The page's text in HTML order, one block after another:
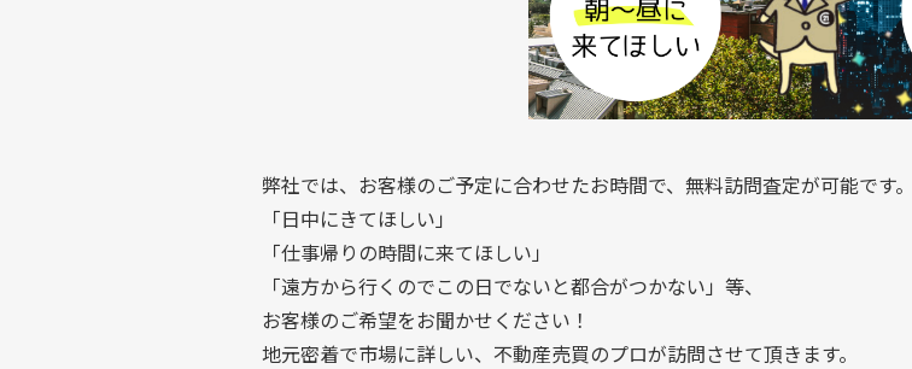
弊社では、お客様のご予定に合わせたお時間で、無料訪問査定が可能です。
「日中にきてほしい」
「仕事帰りの時間に来てほしい」
「遠方から行くのでこの日でないと都合がつかない」等、
お客様のご希望をお聞かせください！
地元密着で市場に詳しい、不動産売買のプロが訪問させて頂きます。